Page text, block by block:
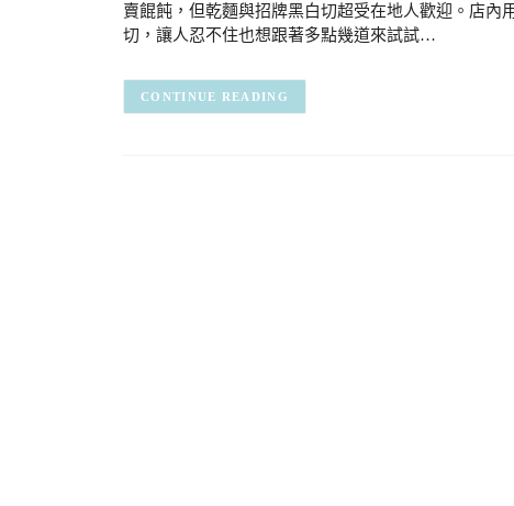
賣餛飩，但乾麵與招牌黑白切超受在地人歡迎。店內
切，讓人忍不住也想跟著多點幾道來試試…
CONTINUE READING